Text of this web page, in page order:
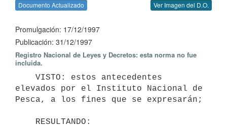
Documento Actualizado Ver Imagen del D.O.
Promulgación: 17/12/1997
Publicación: 31/12/1997
Registro Nacional de Leyes y Decretos: esta norma no fue
incluida.
elevados por el Instituto Nacional de
Pesca, a los fines que se expresarán;